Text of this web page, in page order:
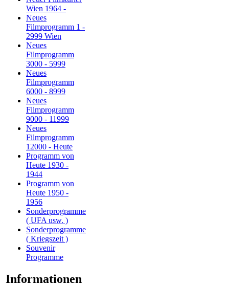
Wien 1964 -
Neues
Filmprogramm 1 -
2999 Wien
Neues
Filmprogramm
3000 - 5999
Neues
Filmprogramm
6000 - 8999
Neues
Filmprogramm
9000 - 11999
Neues
Filmprogramm
12000 - Heute
Programm von
Heute 1930 -
1944
Programm von
Heute 1950 -
1956
Sonderprogramme
( UFA usw. )
Sonderprogramme
( Kriegszeit )
Souvenir
Programme
Informationen